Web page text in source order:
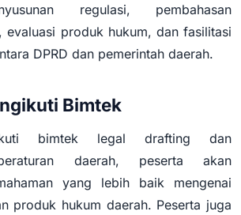
regulasi, pembahasan
evaluasi produk hukum, dan fasilitasi
DPRD dan pemerintah daerah.
Bimtek
bimtek legal drafting dan
daerah, peserta akan
yang lebih baik mengenai
produk hukum daerah. Peserta juga